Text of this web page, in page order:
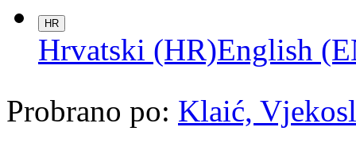
HR
Hrvatski (HR)English
Probrano po: Klaić,